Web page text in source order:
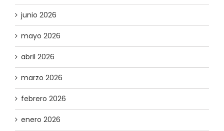
junio 2026
mayo 2026
abril 2026
marzo 2026
febrero 2026
enero 2026